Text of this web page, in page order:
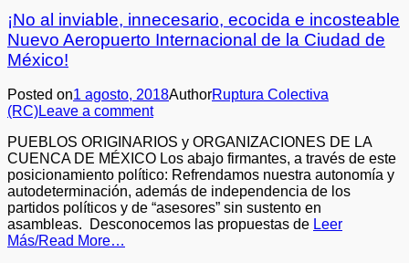
¡No al inviable, innecesario, ecocida e incosteable
Nuevo Aeropuerto Internacional de la Ciudad de
México!
Posted on1 agosto, 2018AuthorRuptura Colectiva
(RC)Leave a comment
PUEBLOS ORIGINARIOS y ORGANIZACIONES DE LA
CUENCA DE MÉXICO Los abajo firmantes, a través de este
posicionamiento político: Refrendamos nuestra autonomía y
autodeterminación, además de independencia de los
partidos políticos y de “asesores” sin sustento en
asambleas. Desconocemos las propuestas de Leer
Más/Read More…